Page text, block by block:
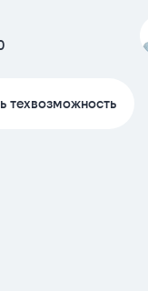
техвозможность